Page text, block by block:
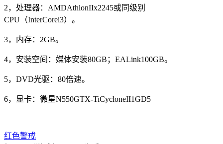
2，处理器：AMDAthlonIIx2245或同级别
CPU（InterCorei3）。
3，内存：2GB。
4，安装空间：媒体安装80GB；EALink100GB。
5，DVD光驱：80倍速。
6，显卡：微星N550GTX-TiCycloneII1GD5
红色警戒